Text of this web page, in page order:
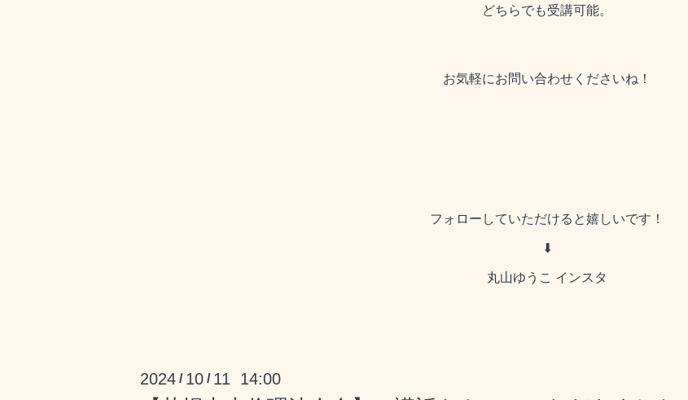
どちらでも受講可能。
お気軽にお問い合わせくださいね！
フォローしていただけると嬉しいです！
⬇︎
丸山ゆうこ インスタ
2024 / 10 / 11 14:00